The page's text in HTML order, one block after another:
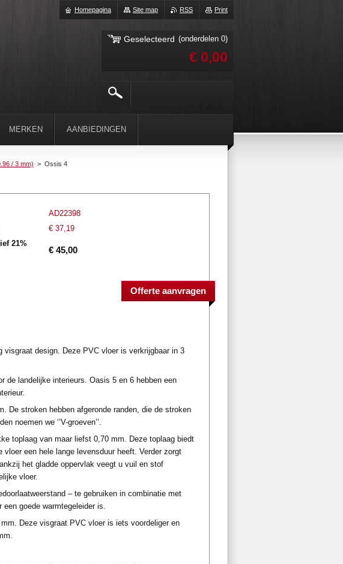
/ 3 mm) > Ossis 4
AD22398
€ 37,19
21%
€ 45,00
design. Deze PVC vloer is verkrijgbaar in 3
de landelijke interieurs. Oasis 5 en 6 hebben een
De stroken hebben afgeronde randen, die de stroken
noemen we ‘’V-groeven’’.
toplaag van maar liefst 0,70 mm. Deze toplaag biedt
een hele lange levensduur heeft. Verder zorgt
het gladde oppervlak veegt u vuil en stof
vloer.
– te gebruiken in combinatie met
goede warmtegeleider is.
Deze visgraat PVC vloer is iets voordeliger en
MERKEN AANBIEDINGEN
Print
RSS
Site map
Homepagina
Geselecteerd (onderdelen 0)
€ 0,00